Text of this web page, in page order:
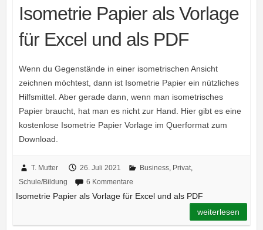
Isometrie Papier als Vorlage
für Excel und als PDF
Wenn du Gegenstände in einer isometrischen Ansicht
zeichnen möchtest, dann ist Isometrie Papier ein nützliches
Hilfsmittel. Aber gerade dann, wenn man isometrisches
Papier braucht, hat man es nicht zur Hand. Hier gibt es eine
kostenlose Isometrie Papier Vorlage im Querformat zum
Download.
T. Mutter 26. Juli 2021 Business, Privat,
Schule/Bildung
6 Kommentare
Isometrie Papier als Vorlage für Excel und als PDF
weiterlesen